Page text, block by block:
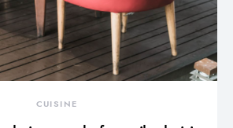
CUISINE